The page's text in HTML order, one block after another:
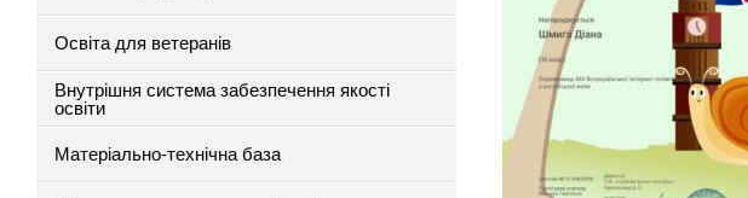
Освіта для ветеранів
Внутрішня система забезпечення якості
освіти
Матеріально-технічна база